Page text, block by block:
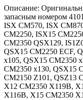
Описание:
запасным номером
ISX CM570, ISX
CM2250, ISX15
CM2350 QSX129,
QSX15 CM2250 ECF,
x105, QSX15 CM2350
CM2350 x130, QSX15
CM2150 Z101, QSZ13
X12 CM2350 X119B,
X116B, X15 CM2350